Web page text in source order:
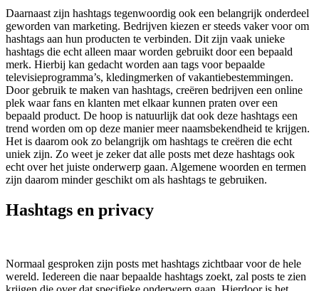
Daarnaast zijn hashtags tegenwoordig ook een belangrijk onderdeel
geworden van marketing. Bedrijven kiezen er steeds vaker voor om
hashtags aan hun producten te verbinden. Dit zijn vaak unieke
hashtags die echt alleen maar worden gebruikt door een bepaald
merk. Hierbij kan gedacht worden aan tags voor bepaalde
televisieprogramma’s, kledingmerken of vakantiebestemmingen.
Door gebruik te maken van hashtags, creëren bedrijven een online
plek waar fans en klanten met elkaar kunnen praten over een
bepaald product. De hoop is natuurlijk dat ook deze hashtags een
trend worden om op deze manier meer naamsbekendheid te krijgen.
Het is daarom ook zo belangrijk om hashtags te creëren die echt
uniek zijn. Zo weet je zeker dat alle posts met deze hashtags ook
echt over het juiste onderwerp gaan. Algemene woorden en termen
zijn daarom minder geschikt om als hashtags te gebruiken.
Hashtags en privacy
Normaal gesproken zijn posts met hashtags zichtbaar voor de hele
wereld. Iedereen die naar bepaalde hashtags zoekt, zal posts te zien